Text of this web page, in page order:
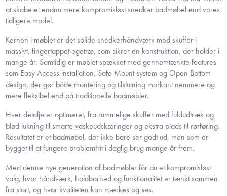
at skabe et endnu mere kompromisløst snedker badmøbel end vores
tidligere model.
Kernen i møblet er det solide snedkerhåndværk med skuffer i
massivt, fingertappet egetræ, som sikrer en konstruktion, der holder i
mange år. Samtidig er møblet spækket med gennemtænkte features
som Easy Access installation, Safe Mount system og Open Bottom
design, der gør både montering og tilslutning markant nemmere og
mere fleksibel end på traditionelle badmøbler.
Hver detalje er optimeret, fra rummelige skuffer med fuldudtræk og
blød lukning til smarte vaskeudskæringer og ekstra plads til rørføring.
Resultatet er et badmøbel, der ikke bare ser godt ud, men som er
bygget til at fungere problemfrit i daglig brug mange år frem.
Med denne nye generation af badmøbler får du et kompromisløst
valg, hvor håndværk, holdbarhed og funktionalitet er tænkt sammen
fra start, og hvor kvaliteten kan mærkes og ses.